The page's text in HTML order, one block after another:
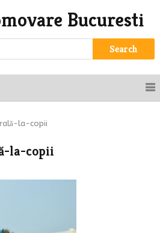
Bucuresti
Search
la-copii
la-copii